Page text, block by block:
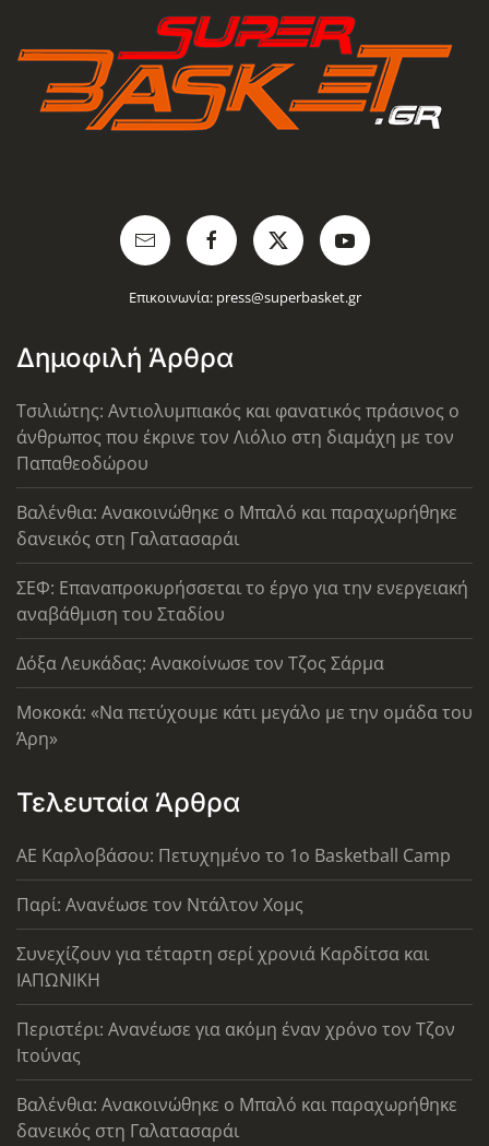
Επικοινωνία: press@superbasket.gr
Δημοφιλή Άρθρα
Τσιλιώτης: Αντιολυμπιακός και φανατικός πράσινος ο
άνθρωπος που έκρινε τον Λιόλιο στη διαμάχη με τον
Παπαθεοδώρου
Βαλένθια: Ανακοινώθηκε ο Μπαλό και παραχωρήθηκε
δανεικός στη Γαλατασαράι
ΣΕΦ: Επαναπροκυρήσσεται το έργο για την ενεργειακή
αναβάθμιση του Σταδίου
Δόξα Λευκάδας: Ανακοίνωσε τον Τζος Σάρμα
Μοκοκά: «Να πετύχουμε κάτι μεγάλο με την ομάδα του
Άρη»
Τελευταία Άρθρα
ΑΕ Καρλοβάσου: Πετυχημένο το 1ο Basketball Camp
Παρί: Ανανέωσε τον Ντάλτον Χομς
Συνεχίζουν για τέταρτη σερί χρονιά Καρδίτσα και
ΙΑΠΩΝΙΚΗ
Περιστέρι: Ανανέωσε για ακόμη έναν χρόνο τον Τζον
Ιτούνας
Βαλένθια: Ανακοινώθηκε ο Μπαλό και παραχωρήθηκε
δανεικός στη Γαλατασαράι